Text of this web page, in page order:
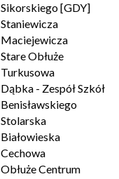
Sikorskiego [GDY]
Staniewicza
Maciejewicza
Stare Obłuże
Turkusowa
Dąbka - Zespół Szkół
Benisławskiego
Stolarska
Białowieska
Cechowa
Obłuże Centrum